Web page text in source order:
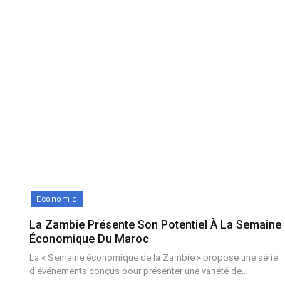
Economie
La Zambie Présente Son Potentiel À La Semaine
Économique Du Maroc
La « Semaine économique de la Zambie » propose une série
d'événements conçus pour présenter une variété de…